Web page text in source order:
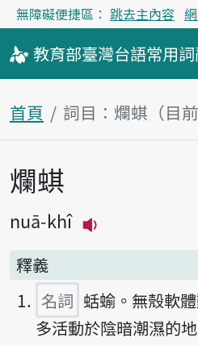
無障礙便捷區： 跳去主內容
教育部臺灣台語常用詞
首頁 詞目：爛蜞（目前
主內容區塊
爛蜞
nuā-khî
釋義
名詞 蛞蝓。無殼軟
多活動於陰暗潮濕的